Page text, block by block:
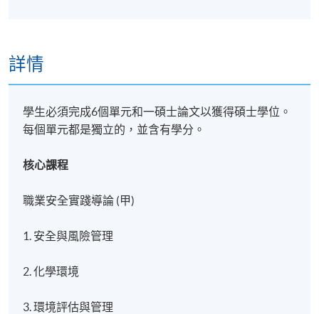
詳情
學生必須完成6個單元和一碩士論文以獲得碩士學位。
每個單元都是獨立的，並含有學分。
核心課程
職業安全實踐導論 (甲)
1. 安全與風險管理
2. 化學環境
3. 環境評估與管理